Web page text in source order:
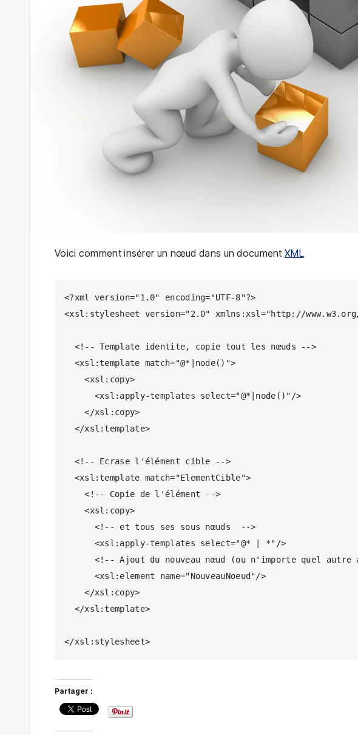
Voici comment insérer un nœud dans un documentXML
<?xml version="1.0" encoding="UTF-8"?>
<xsl:stylesheet version="2.0" xmlns:xsl="http://www.w3.org/
    <xsl:copy>
    </xsl:copy>
    <!-- Copie de l'élément -->
    <xsl:copy>
    </xsl:copy>
</xsl:stylesheet>
Partager :